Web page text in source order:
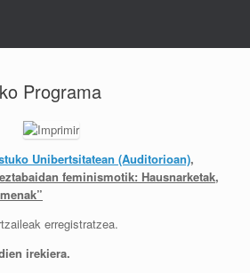
Programa
Unibertsitatean (Auditorioan),
feminismotik: Hausnarketak,
erregistratzea.
irekiera.